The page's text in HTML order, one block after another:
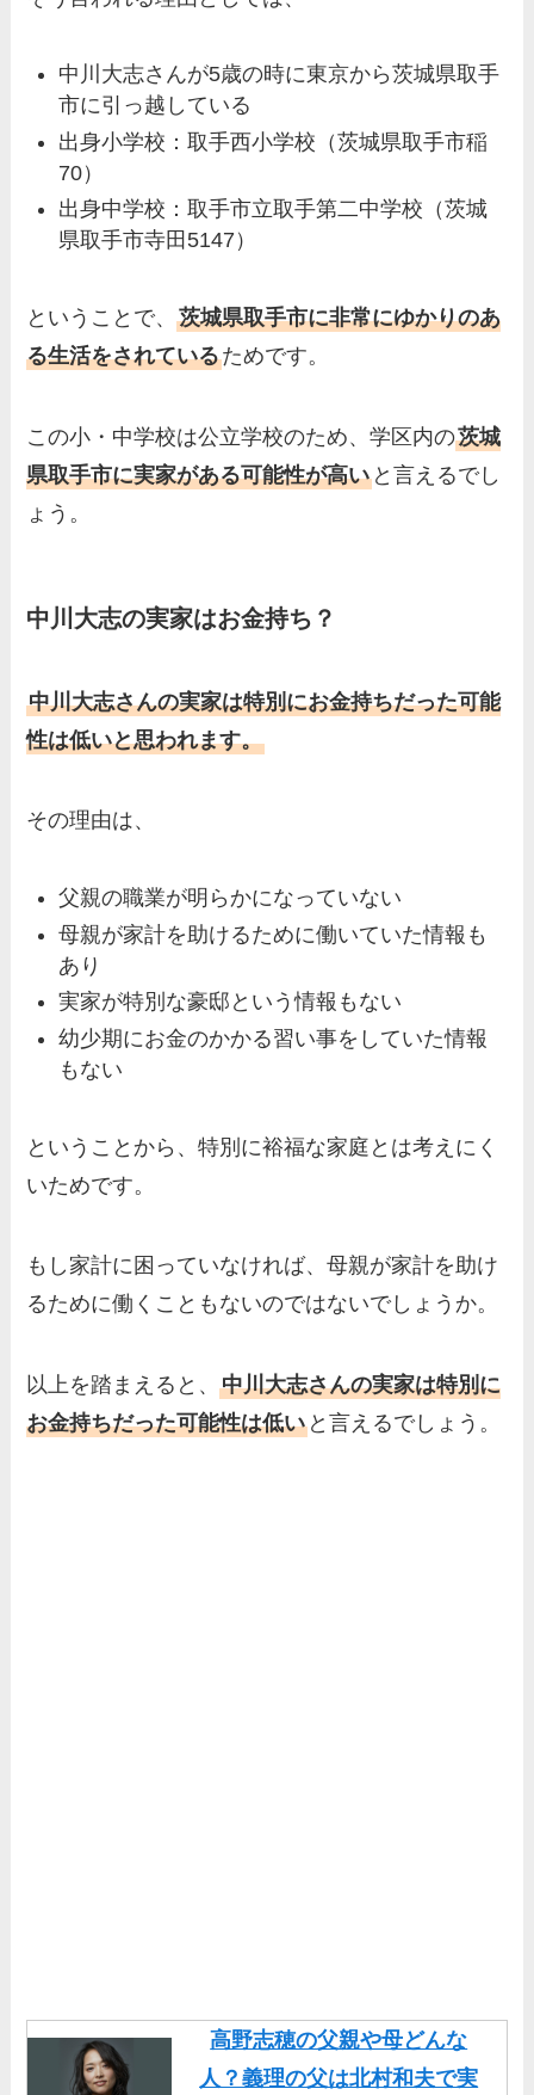
中川大志さんが5歳の時に東京から茨城県取手
市に引っ越している
出身小学校：取手西小学校（茨城県取手市稲
70）
出身中学校：取手市立取手第二中学校（茨城
県取手市寺田5147）
ということで、茨城県取手市に非常にゆかりのあ
る生活をされているためです。
この小・中学校は公立学校のため、学区内の茨城
県取手市に実家がある可能性が高い と言えるでし
ょう。
中川大志の実家はお金持ち？
中川大志さんの実家は特別にお金持ちだった可能
性は低いと思われます。
その理由は、
父親の職業が明らかになっていない
母親が家計を助けるために働いていた情報も
あり
実家が特別な豪邸という情報もない
幼少期にお金のかかる習い事をしていた情報
もない
ということから、特別に裕福な家庭とは考えにく
いためです。
もし家計に困っていなければ、母親が家計を助け
るために働くこともないのではないでしょうか。
以上を踏まえると、中川大志さんの実家は特別に
お金持ちだった可能性は低い と言えるでしょう。
高野志穂の父親や母どんな
人？義理の父は北村和夫で実